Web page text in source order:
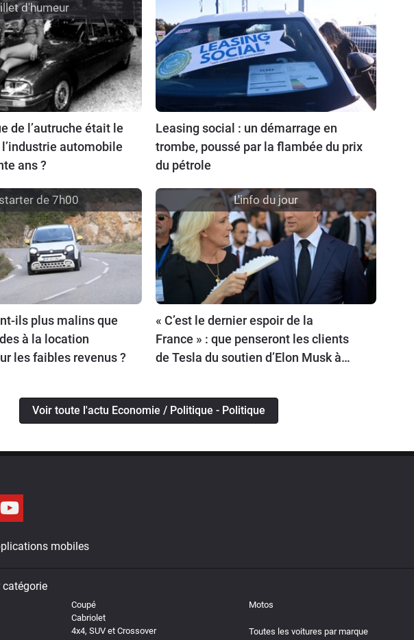
d'humeur
de l’autruche était le
l’industrie automobile
ans ?
Leasing social : un démarrage en
trombe, poussé par la flambée du prix
du pétrole
de 7h00
ils plus malins que
à la location
les faibles revenus ?
L'info du jour
« C’est le dernier espoir de la
France » : que penseront les clients
de Tesla du soutien d’Elon Musk à
Voir toute l'actu Economie / Politique - Politique
mobiles
catégorie
Coupé
Cabriolet
4x4, SUV et Crossover
Motos
Toutes les voitures par marque